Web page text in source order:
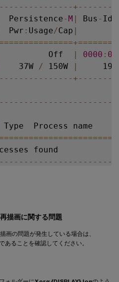
-- -- -- -- -- -- -- -+ -- -- -- --
Persistence
-M | Bus - Id
Pwr : Usage/Cap |
============+=======
Off
| 0000 : 00
37W
/ 150W |
-- -- -- -- -- -- -- -+ -- -- -- --
-- -- -- -- -- -- -- -- -- -- -- --
Type  Process name
=====================
-- -- -- -- -- -- -- -- -- -- -- --
描画に関する問題
画の問題が発生している場合は、
あることを確認してください。